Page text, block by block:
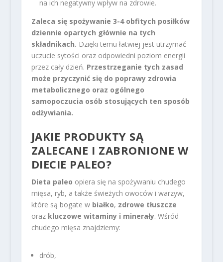
na ich negatywny wpływ na zdrowie.
Zaleca się spożywanie 3-4 obfitych posiłków
dziennie opartych głównie na tych
składnikach. Dzięki temu łatwiej jest utrzymać
uczucie sytości oraz odpowiedni poziom energii
przez cały dzień. Przestrzeganie tych zasad
może przyczynić się do poprawy zdrowia
metabolicznego oraz ogólnego
samopoczucia osób stosujących ten sposób
odżywiania.
JAKIE PRODUKTY SĄ
ZALECANE I ZABRONIONE W
DIECIE PALEO?
Dieta paleo opiera się na spożywaniu chudego
mięsa, ryb, a także świeżych owoców i warzyw,
które są bogate w białko, zdrowe tłuszcze
oraz kluczowe witaminy i minerały. Wśród
chudego mięsa znajdziemy:
drób,